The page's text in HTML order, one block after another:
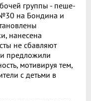
группы - пеше­
на Бондина и
нанесена
не сбав­ляют
предложили
мотивируя тем,
с детьми в